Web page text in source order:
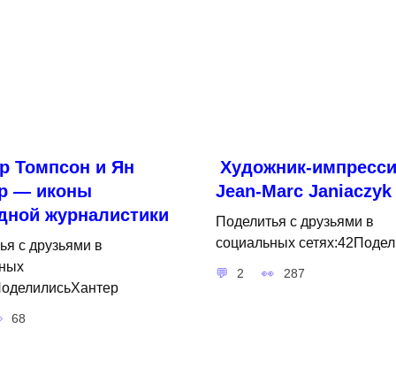
Томпсон и Ян
— иконы
журналистики
с друзьями в
68
Художник-
Jean-Marc Janiaczyk
Поделитья с друзьями в
социальных
2 287